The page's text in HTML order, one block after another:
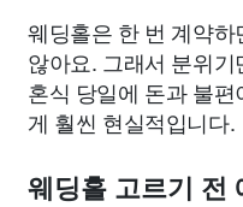
웨딩홀은 한 번 계약
않아요. 그래서 분위
혼식 당일에 돈과 불
게 훨씬 현실적입니다.
웨딩홀 고르기 전